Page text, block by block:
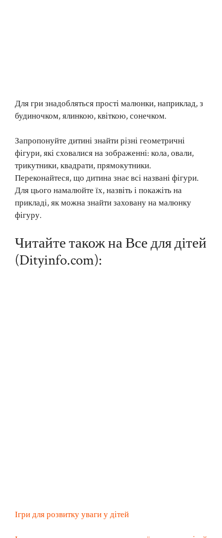
Для гри знадобляться прості малюнки, наприклад, з
будиночком, ялинкою, квіткою, сонечком.
Запропонуйте дитині знайти різні геометричні
фігури, які сховалися на зображенні: кола, овали,
трикутники, квадрати, прямокутники.
Переконайтеся, що дитина знає всі названі фігури.
Для цього намалюйте їх, назвіть і покажіть на
прикладі, як можна знайти заховану на малюнку
фігуру.
Читайте також на Все для дітей
(Dityinfo.com):
Ігри для розвитку уваги у дітей